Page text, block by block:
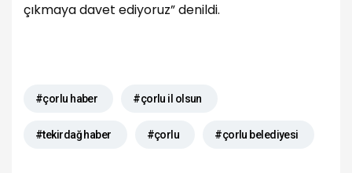
çıkmaya davet ediyoruz” denildi.
#çorlu haber #çorlu il olsun
#tekirdağ haber #çorlu #çorlu belediyesi